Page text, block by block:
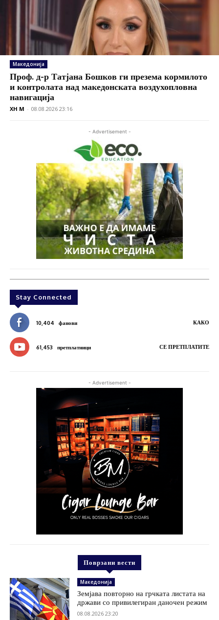
Македонија
Проф. д-р Татјана Бошков ги презема кормилото
и контролата над македонската воздухопловна
навигација
XH M - 08.08.2026 23:16
- Advertisement -
Stay Connected
10,404 фанови КАКО
61,453 претплатници СЕ ПРЕТПЛАТИТЕ
- Advertisement -
Поврзани вести
Македонија
Земјава повторно на грчката листата на
држави со привилегиран даночен режим
08.08.2026 23:20